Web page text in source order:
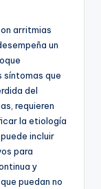
arritmias
un
que
del
requieren
la etiología
incluir
para
y
puedan no